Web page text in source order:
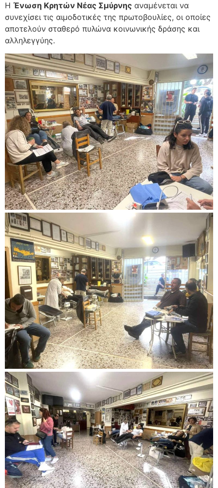
Η Ένωση Κρητών Νέας Σμύρνης αναμένεται να
συνεχίσει τις αιμοδοτικές της πρωτοβουλίες, οι οποίες
αποτελούν σταθερό πυλώνα κοινωνικής δράσης και
αλληλεγγύης.